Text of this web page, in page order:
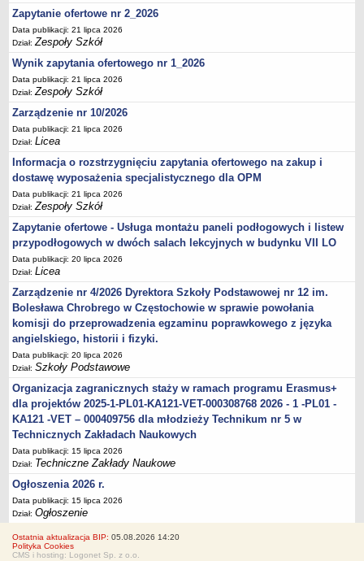
Zapytanie ofertowe nr 2_2026
Data publikacji: 21 lipca 2026
Dział:Zespoły Szkół
Wynik zapytania ofertowego nr 1_2026
Data publikacji: 21 lipca 2026
Dział:Zespoły Szkół
Zarządzenie nr 10/2026
Data publikacji: 21 lipca 2026
Dział:Licea
Informacja o rozstrzygnięciu zapytania ofertowego na zakup i
dostawę wyposażenia specjalistycznego dla OPM
Data publikacji: 21 lipca 2026
Dział:Zespoły Szkół
Zapytanie ofertowe - Usługa montażu paneli podłogowych i listew
przypodłogowych w dwóch salach lekcyjnych w budynku VII LO
Data publikacji: 20 lipca 2026
Dział:Licea
Zarządzenie nr 4/2026 Dyrektora Szkoły Podstawowej nr 12 im.
Bolesława Chrobrego w Częstochowie w sprawie powołania
komisji do przeprowadzenia egzaminu poprawkowego z języka
angielskiego, historii i fizyki.
Data publikacji: 20 lipca 2026
Dział:Szkoły Podstawowe
Organizacja zagranicznych staży w ramach programu Erasmus+
dla projektów 2025-1-PL01-KA121-VET-000308768 2026 - 1 -PL01 -
KA121 -VET – 000409756 dla młodzieży Technikum nr 5 w
Technicznych Zakładach Naukowych
Data publikacji: 15 lipca 2026
Dział: Techniczne Zakłady Naukowe
Ogłoszenia 2026 r.
Data publikacji: 15 lipca 2026
Dział:Ogłoszenie
Ostatnia aktualizacja BIP: 05.08.2026 14:20
Polityka Cookies
CMS i hosting: Logonet Sp. z o.o.